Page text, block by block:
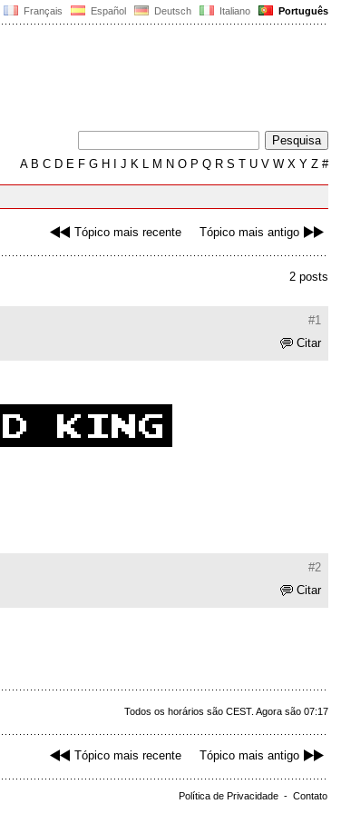
Français Español Deutsch Italiano Português
AB C D E F G H J K L M N O P Q R S T U V W X Y Z #
Tópico mais recente Tópico mais antigo
2 posts
#1
Citar
#2
Citar
Todos os horários são CEST. Agora são 07:17
Tópico mais recente Tópico mais antigo
Política de Privacidade - Contato